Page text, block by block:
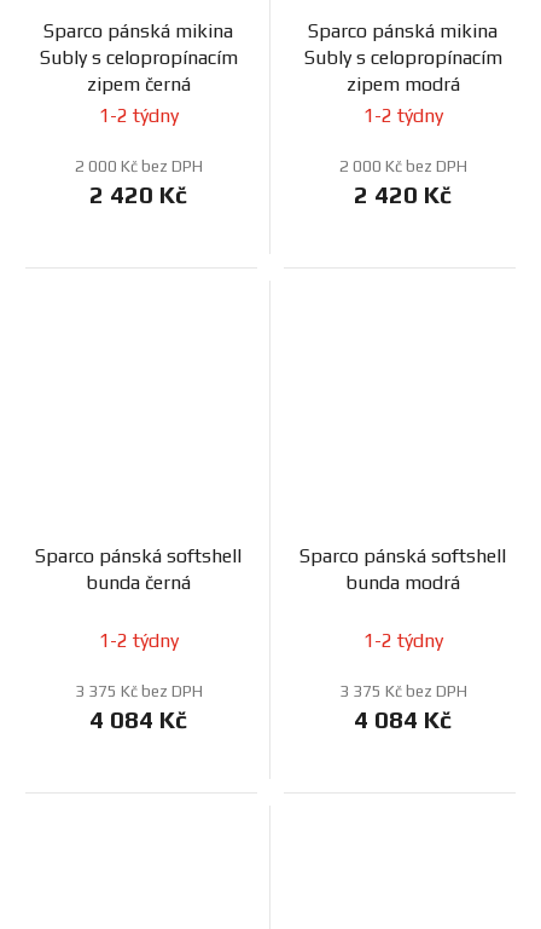
Sparco pánská mikina
Subly s celopropínacím
zipem černá
1-2 týdny
2 000 Kč bez DPH
2 420 Kč
Sparco pánská mikina
Subly s celopropínacím
zipem modrá
1-2 týdny
2 000 Kč bez DPH
2 420 Kč
Sparco pánská softshell
bunda černá
1-2 týdny
3 375 Kč bez DPH
4 084 Kč
Sparco pánská softshell
bunda modrá
1-2 týdny
3 375 Kč bez DPH
4 084 Kč